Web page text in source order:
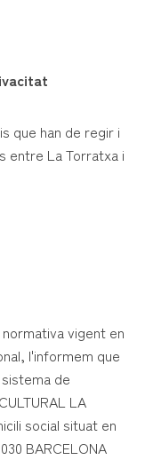
que han de regir i
entre La Torratxa i
vigent en
l'informem que
de
LA
social situat en
BARCELONA